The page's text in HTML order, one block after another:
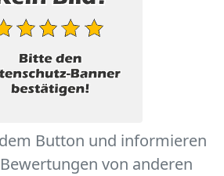
Button und informieren
von anderen